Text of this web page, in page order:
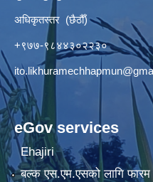
अधिकृतस्तर (छैठौँ)
+९७७-९८४४३०२२३०
eGov services
Ehajiri
बल्क एस.एम.एसको लागि फारम